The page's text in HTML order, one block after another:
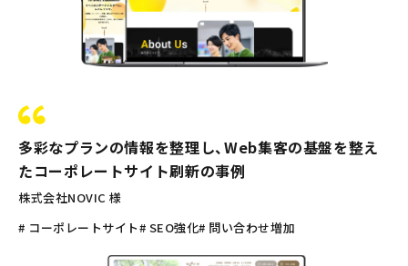
多彩なプランの情報を整理し、Web集客の基盤を整え
たコーポレートサイト刷新の事例
株式会社NOVIC 様
# コーポレートサイト# SEO強化# 問い合わせ増加